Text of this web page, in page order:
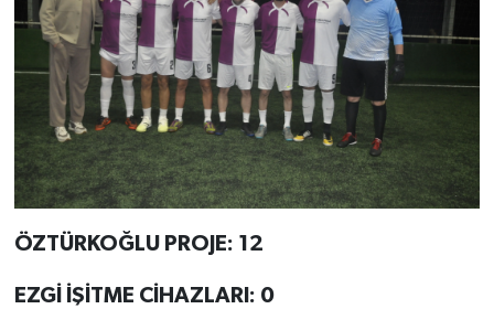
ÖZTÜRKOĞLU PROJE: 12
EZGİ İŞİTME CİHAZLARI: 0